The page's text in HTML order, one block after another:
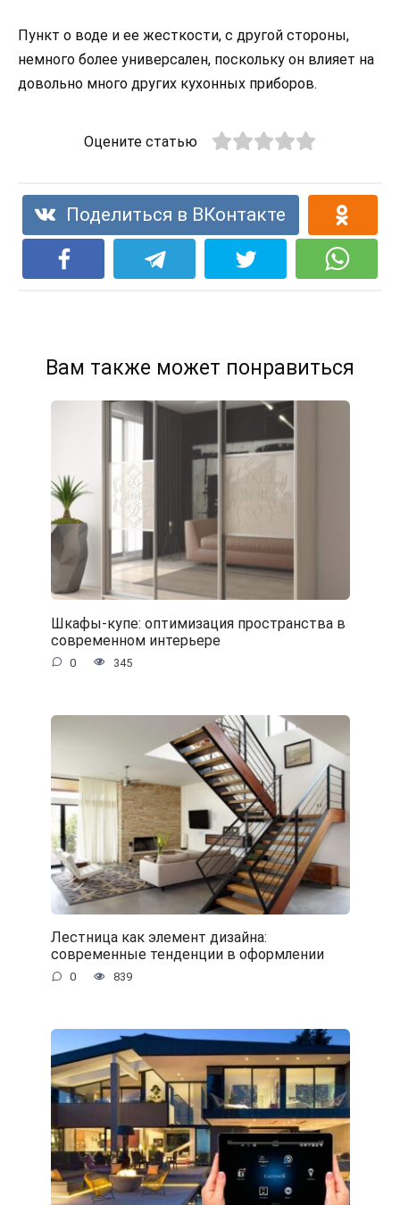
Пункт о воде и ее жесткости, с другой стороны,
немного более универсален, поскольку он влияет на
довольно много других кухонных приборов.
Оцените статью
Поделиться в ВКонтакте
Вам также может понравиться
Шкафы-купе: оптимизация пространства в
современном интерьере
0 345
Лестница как элемент дизайна:
современные тенденции в оформлении
0 839